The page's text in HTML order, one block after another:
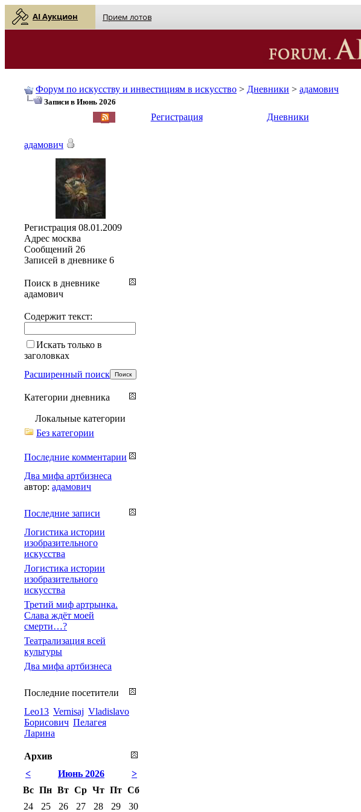
AI Аукцион Прием лотов
Форум по искусству и инвестициям в искусство > Дневники > адамович
Записи в Июнь 2026
Регистрация Дневники
адамович
Регистрация 08.01.2009
Адрес москва
Сообщений 26
Записей в дневнике 6
Поиск в дневнике
адамович
Содержит текст:
Искать только в
заголовках
Расширенный поиск
Категории дневника
Локальные категории
Без категории
Последние комментарии
Два мифа артбизнеса
автор: адамович
Последние записи
Логистика истории
изобразительного
искусства
Логистика истории
изобразительного
искусства
Третий миф артрынка.
Слава ждёт моей
смерти…?
Театрализация всей
культуры
Два мифа артбизнеса
Последние посетители
Leo13 Vernisaj Vladislavo
Борисович Пелагея
Ларина
Архив
<
>
Июнь 2026
Вс Пн Вт Ср Чт Пт Сб
24
25 26 27 28 29 30